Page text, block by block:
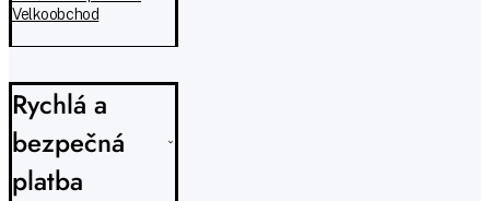
Velkoobchod
Rychlá a
bezpečná
platba